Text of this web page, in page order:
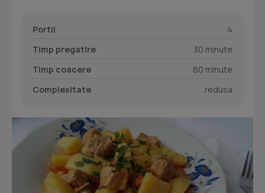
Portii
4
Timp pregatire
30 minute
Timp coacere
60 minute
Complexitate
redusa